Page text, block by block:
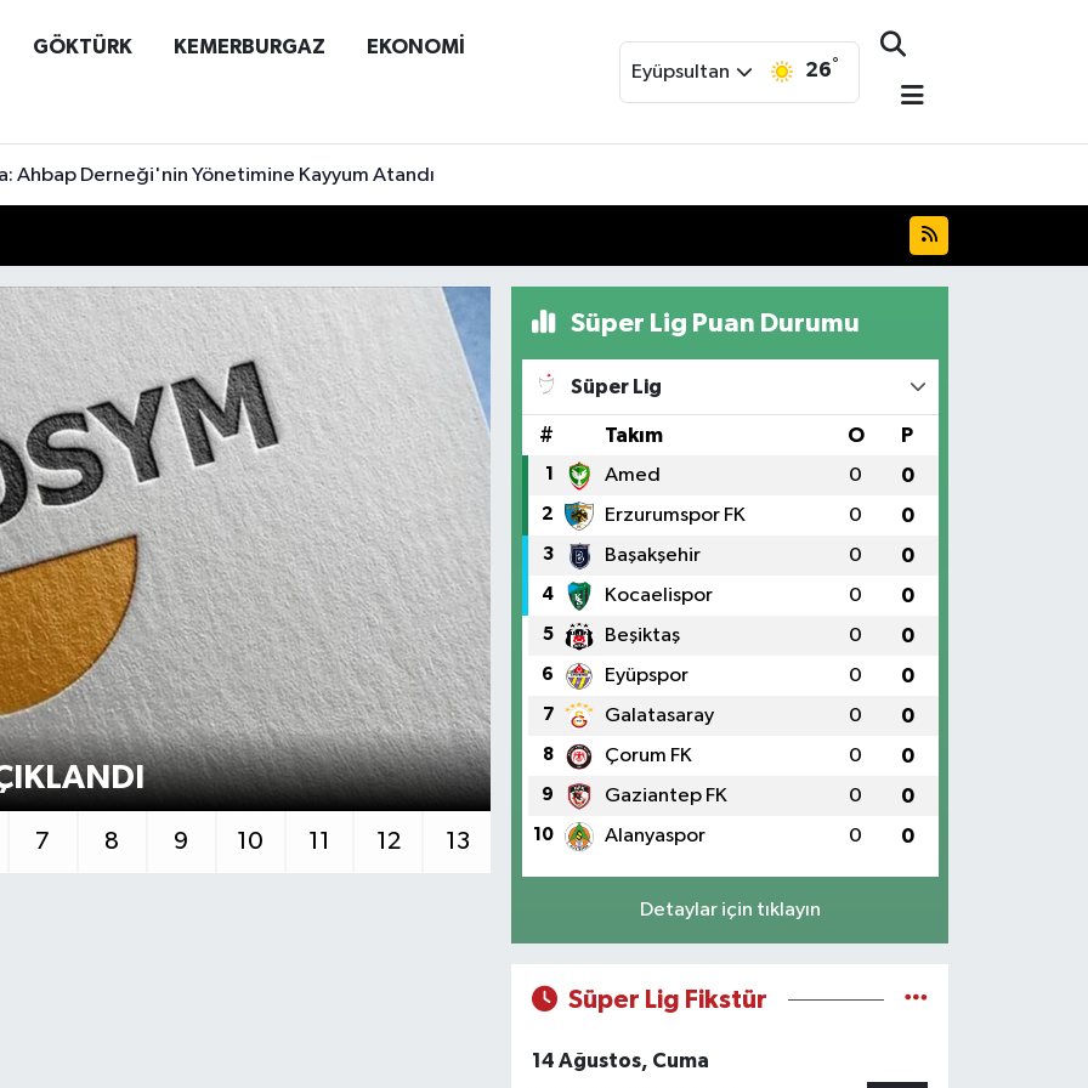
GÖKTÜRK KEMERBURGAZ EKONOMİ
Eyüpsultan 26°
Ahbap Derneği'nin Yönetimine Kayyum Atandı
Sadece 90 öğrenci alınacak!
başvuruları için bugün son gün
7 8 9 10 11 12 13
Süper Lig Puan Durumu
Süper Lig
# Takım O P
1 Amed 0 0
2 Erzurumspor FK 0 0
3 Başakşehir 0 0
4 Kocaelispor 0 0
5 Beşiktaş 0 0
6 Eyüpspor 0 0
7 Galatasaray 0 0
8 Çorum FK 0 0
9 Gaziantep FK 0 0
10 Alanyaspor 0 0
Detaylar için tıklayın
Süper Lig Fikstür
14 Ağustos, Cuma